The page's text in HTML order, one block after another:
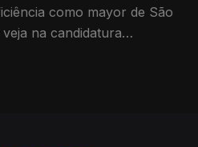
como mayor de São
na candidatura